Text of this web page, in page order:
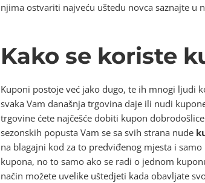
njima ostvariti najveću uštedu novca saznajte u
Kako se koriste
Kuponi postoje već jako dugo, te ih mnogi ljudi
svaka Vam današnja trgovina daje ili nudi
trgovine ćete najčešće dobiti kupon
sezonskih popusta Vam se sa svih strana nude
na blagajni kod za to predviđenog mjesta i
kupona, no to samo ako se radi o jednom
način možete uvelike uštedjeti kada obavljate